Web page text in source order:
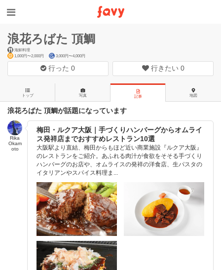
浪花ろばた 頂鯛
海鮮料理
1,000円〜2,000円
3,000円〜4,000円
行った0 行きたい 0
トップ 写真 記事 地図
浪花ろばた 頂鯛が話題になっています
Rika
Okam
oto
梅田・ルクア大阪｜手づくりハンバーグからオムライ
ス発祥店までおすすめレストラン10選
大阪駅より直結、梅田からもほど近い商業施設『ルクア大阪』
のレストランをご紹介。あふれる肉汁が食欲をそそる手づくり
ハンバーグのお店や、オムライスの発祥の洋食店、生パスタの
イタリアンやスパイス料理ま...